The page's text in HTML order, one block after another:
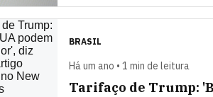
BRASIL
Há um ano • 1 min de leitura
Tarifaço de Trump: